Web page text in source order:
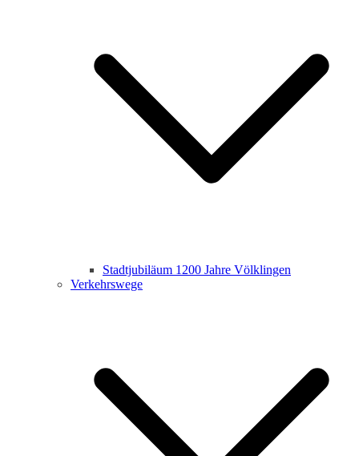
Stadtjubiläum 1200 Jahre Völklingen
Verkehrswege